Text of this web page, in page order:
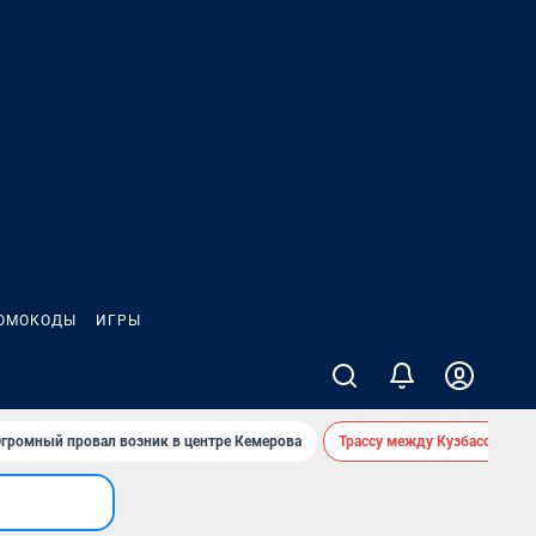
ИГРЫ
провал возник в центре Кемерова Трассу между Кузбассом и